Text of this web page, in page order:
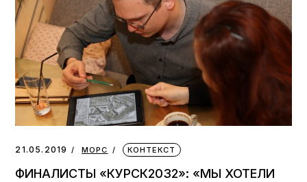
21.05.2019 МОРС КОНТЕКСТ
ФИНАЛИСТЫ «КУРСК2032»: «МЫ ХОТЕЛИ